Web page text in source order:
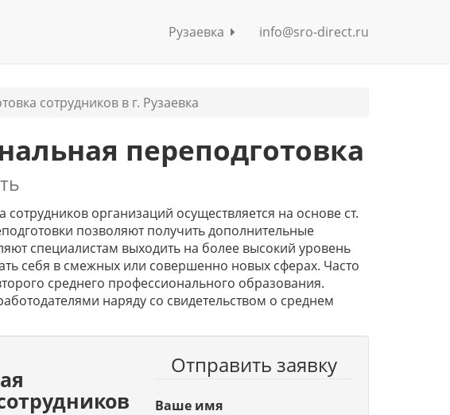
Рузаевка info@sro-direct.ru
сотрудников в г. Рузаевка
переподготовка
организаций осуществляется на основе ст.
позволяют получить дополнительные
специалистам выходить на более высокий уровень
себя в смежных или совершенно новых сферах. Часто
среднего профессионального образования.
наряду со свидетельством о среднем
Отправить заявку
Ваше имя